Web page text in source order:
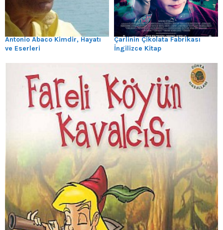
Antonio Abaco Kimdir, Hayatı
ve Eserleri
Çarlinin Çikolata Fabrikası
İngilizce Kitap